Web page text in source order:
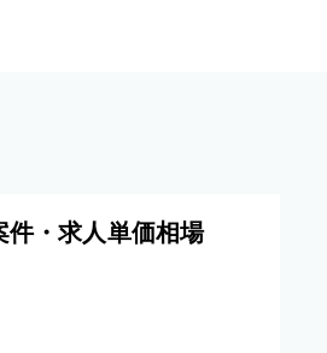
件・求人単価相場